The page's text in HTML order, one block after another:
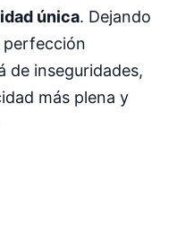
única. Dejando
perfección
de inseguridades,
más plena y